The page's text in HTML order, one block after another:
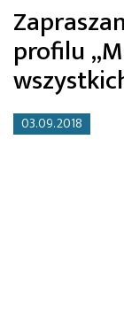
profilu
03.09.2018